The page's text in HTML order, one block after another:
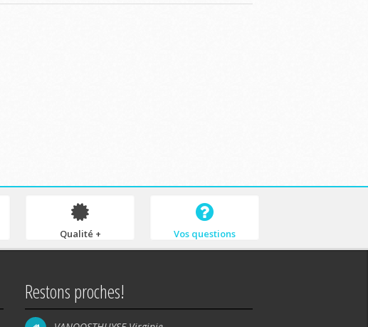
Qualité + Vos questions
Restons proches!